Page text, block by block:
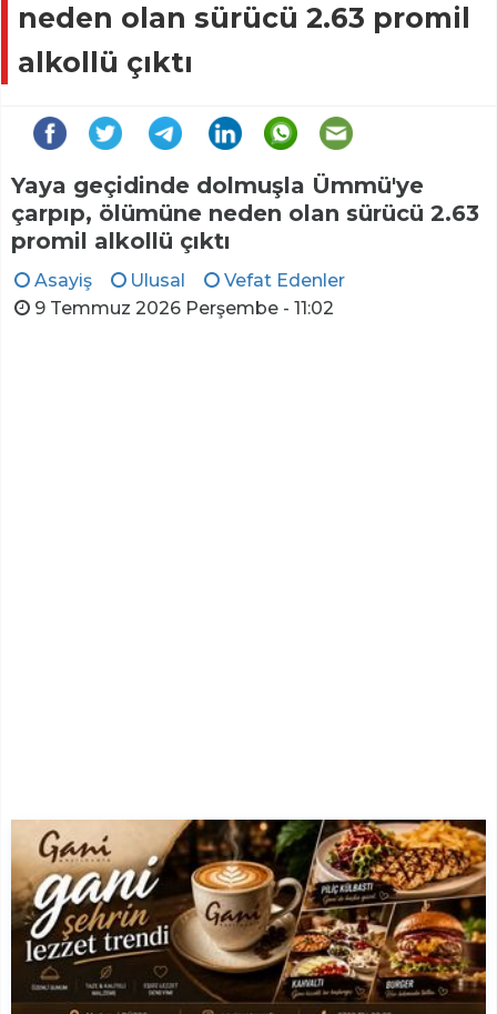
neden olan sürücü 2.63 promil
alkollü çıktı
Yaya geçidinde dolmuşla Ümmü'ye
çarpıp, ölümüne neden olan sürücü 2.63
promil alkollü çıktı
Asayiş Ulusal
Vefat Edenler
9 Temmuz 2026 Perşembe - 11:02